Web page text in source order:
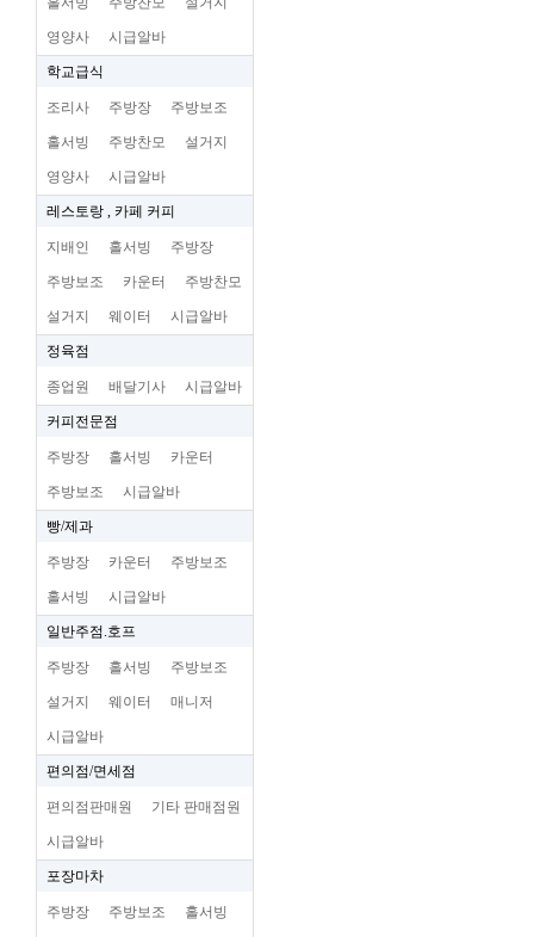
영양사 시급알바
학교급식
조리사 주방장 주방보조
홀서빙 주방찬모 설거지
영양사 시급알바
레스토랑 , 카페 커피
지배인 홀서빙 주방장
주방보조 카운터 주방찬모
설거지 웨이터 시급알바
정육점
종업원 배달기사 시급알바
커피전문점
주방장 홀서빙 카운터
주방보조 시급알바
빵/제과
주방장 카운터 주방보조
홀서빙 시급알바
일반주점.호프
주방장 홀서빙 주방보조
설거지 웨이터 매니저
시급알바
편의점/면세점
편의점판매원 기타 판매점원
시급알바
포장마차
주방장 주방보조 홀서빙